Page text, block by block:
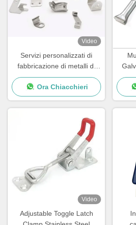
Video
Servizi personalizzati di
fabbricazione di metalli di
precisione Anodizzare
stampaggio metallico ad alta
precisione
Ora Chiacchieri
Video
Adjustable Toggle Latch